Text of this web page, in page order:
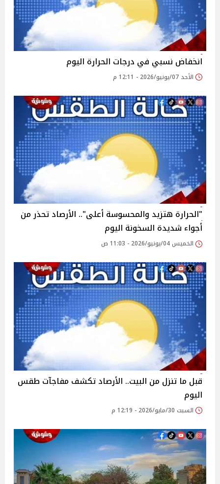
انخفاض نسبي في درجات الحرارة اليوم
الأحد 07/يونيو/2026 - 12:11 م
"الحرارة هتزيد والمحسوسة أعلى".. الأرصاد تحذر من
أجواء شديدة السخونة اليوم
الخميس 04/يونيو/2026 - 11:03 ص
قبل ما تنزل من البيت.. الأرصاد تكشف مفاجآت طقس
اليوم
السبت 30/مايو/2026 - 12:19 م